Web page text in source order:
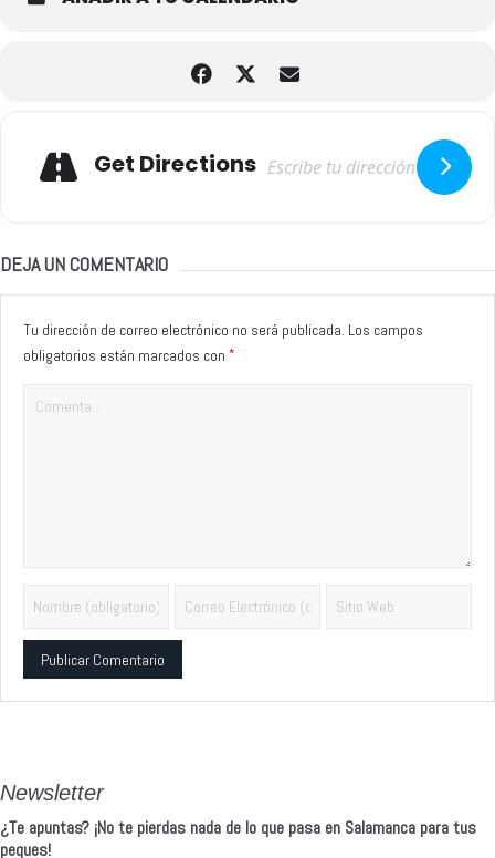
Get Directions
DEJA UN COMENTARIO
Tu dirección de correo electrónico no será publicada. Los campos
obligatorios están marcados con *
Newsletter
¿Te apuntas? ¡No te pierdas nada de lo que pasa en Salamanca para tus
peques!